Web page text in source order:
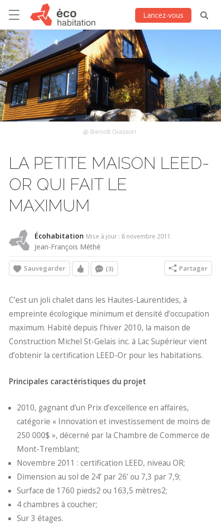
Lancez-vous
@ Benoît Giasson
LA PETITE MAISON LEED-
OR QUI FAIT LE
MAXIMUM
Écohabitation Mise à jour : 8 novembre 2011
Jean-François Méthé
Sauvegarder (3) Partager
C’est un joli chalet dans les Hautes-Laurentides, à
empreinte écologique minimum et densité d’occupation
maximum. Habité depuis l’hiver 2010, la maison de
Construction Michel St-Gelais inc. à Lac Supérieur vient
d’obtenir la certification LEED-Or pour les habitations.
Principales caractéristiques du projet
2010, gagnant d’un Prix d’excellence en affaires,
catégorie « Innovation et investissement de moins de
250 000$ », décerné par la Chambre de Commerce de
Mont-Tremblant;
Novembre 2011 : certification LEED, niveau OR;
Dimension au sol de 24’ par 26’ ou 7,3 par 7,9;
Surface de 1760 pieds2 ou 163,5 mètres2;
4 chambres à coucher;
Sur 3 étages.